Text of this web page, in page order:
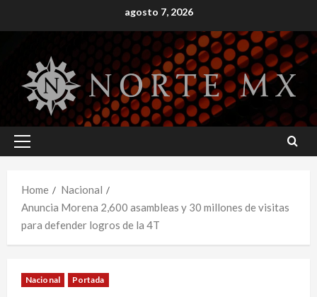
to
agosto 7, 2026
Primary
Home
Nacional
Anuncia Morena 2,600 asambleas y 30 millones de visitas
para defender logros de la 4T
Nacional Portada